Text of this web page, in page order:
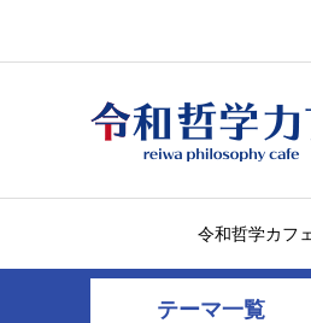
令和哲学カフ
テーマ一覧